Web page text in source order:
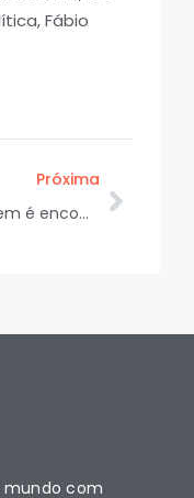
Fábio
Próxima
Homem é encontrado morto em residência no loteamento Nova Esperança, em Socorro
mundo com